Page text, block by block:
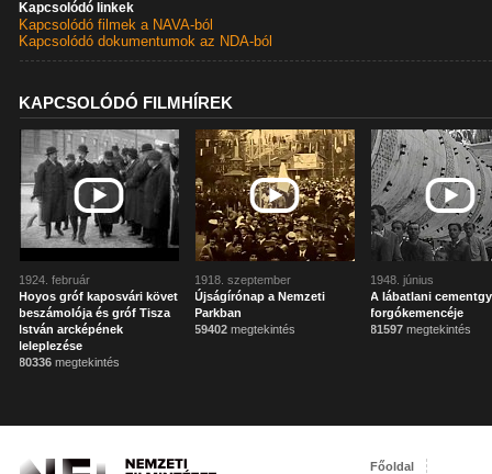
Kapcsolódó linkek
Kapcsolódó filmek a NAVA-ból
Kapcsolódó dokumentumok az NDA-ból
KAPCSOLÓDÓ FILMHÍREK
1924. február
Hoyos gróf kaposvári követ
beszámolója és gróf Tisza
István arcképének
leleplezése
80336 megtekintés
1918. szeptember
Újságírónap a Nemzeti
Parkban
59402 megtekintés
1948. június
A lábatlani
forgókemencéje
81597 megtekintés
Főoldal